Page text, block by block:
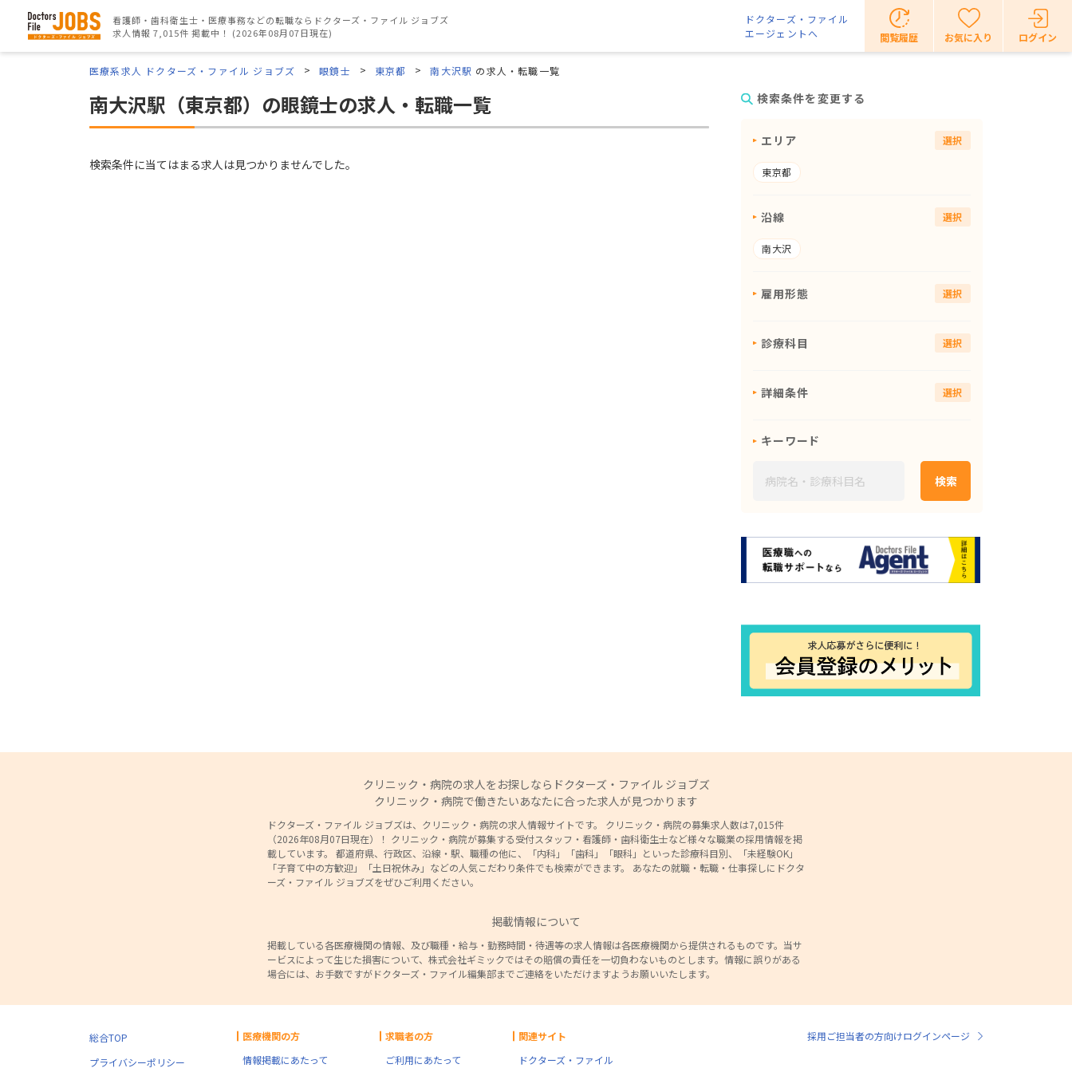
看護師・歯科衛生士・医療事務などの転職ならドクターズ・ファイル ジョブズ
求人情報 7,015件 掲載中！ (2026年08月07日現在)
ドクターズ・ファイル
エージェントへ
閲覧履歴 お気に入り ログイン
医療系求人 ドクターズ・ファイル ジョブズ 眼鏡士 東京都 南大沢駅 の求人・転職一覧
南大沢駅（東京都）の眼鏡士の求人・転職一覧
検索条件に当てはまる求人は見つかりませんでした。
検索条件を変更する
エリア 選択
東京都
沿線 選択
南大沢
雇用形態 選択
診療科目 選択
詳細条件 選択
キーワード
クリニック・病院の求人をお探しならドクターズ・ファイル ジョブズ
クリニック・病院で働きたいあなたに合った求人が見つかります
ドクターズ・ファイル ジョブズは、クリニック・病院の求人情報サイトです。 クリニック・病院の募集求人数は7,015件
（2026年08月07日現在）！ クリニック・病院が募集する受付スタッフ・看護師・歯科衛生士など様々な職業の採用情報を掲
載しています。 都道府県、行政区、沿線・駅、職種の他に、「内科」「歯科」「眼科」といった診療科目別、「未経験OK」
「子育て中の方歓迎」「土日祝休み」などの人気こだわり条件でも検索ができます。 あなたの就職・転職・仕事探しにドクタ
ーズ・ファイル ジョブズをぜひご利用ください。
掲載情報について
掲載している各医療機関の情報、及び職種・給与・勤務時間・待遇等の求人情報は各医療機関から提供されるものです。当サ
ービスによって生じた損害について、株式会社ギミックではその賠償の責任を一切負わないものとします。情報に誤りがある
場合には、お手数ですがドクターズ・ファイル編集部までご連絡をいただけますようお願いいたします。
総合TOP
プライバシーポリシー
医療機関の方
情報掲載にあたって
求職者の方
ご利用にあたって
関連サイト
ドクターズ・ファイル
採用ご担当者の方向けログインページ